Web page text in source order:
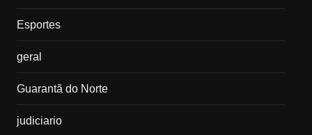
Esportes
geral
Guarantã do Norte
judiciario